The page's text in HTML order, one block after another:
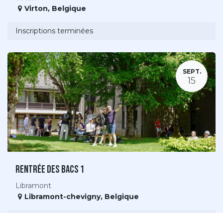
Virton, Belgique
Inscriptions terminées
SEPT.
15
Rentrée des bacs 1
Libramont
Libramont-chevigny, Belgique